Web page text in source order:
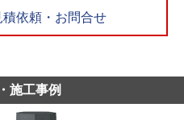
依頼・お問合せ
施工事例